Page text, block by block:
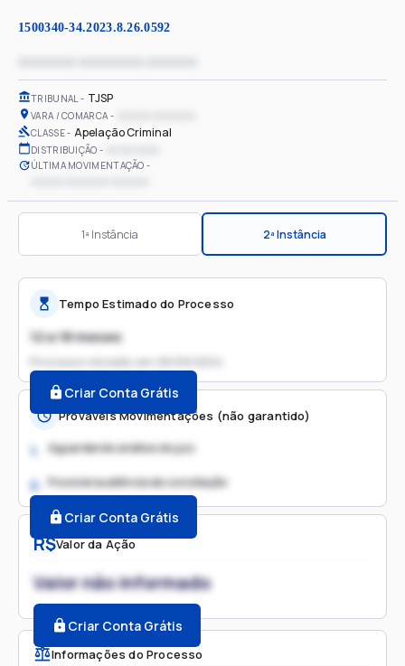
1500340-34.2023.8.26.0592
TRIBUNAL TJSP
VARA / COMARCA
CLASSE Apelação Criminal
DISTRIBUIÇÃO
ÚLTIMA MOVIMENTAÇÃO
1ª Instância 2ª Instância
R$Valor da Ação
Valor não informado
Criar Conta Grátis
Informações do Processo
Tempo Estimado do Processo
12 a 18 meses
Processo iniciado em
Criar Conta Grátis
Prováveis Movimentações (não garantido)
1. Aguardando análise do juiz
2. Possível audiência de conciliação
Criar Conta Grátis